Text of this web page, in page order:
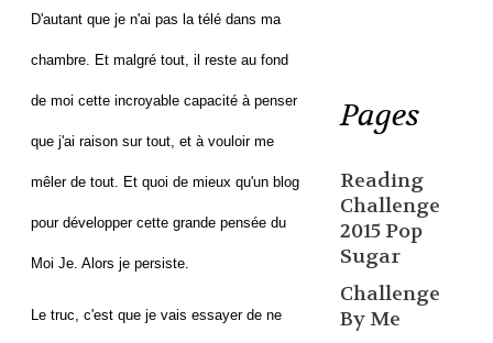
D'autant que je n'ai pas la télé dans ma
chambre. Et malgré tout, il reste au fond
de moi cette incroyable capacité à penser
que j'ai raison sur tout, et à vouloir me
mêler de tout. Et quoi de mieux qu'un blog
pour développer cette grande pensée du
Moi Je. Alors je persiste.
Le truc, c'est que je vais essayer de ne
Pages
Reading
Challenge
2015 Pop
Sugar
Challenge
By Me